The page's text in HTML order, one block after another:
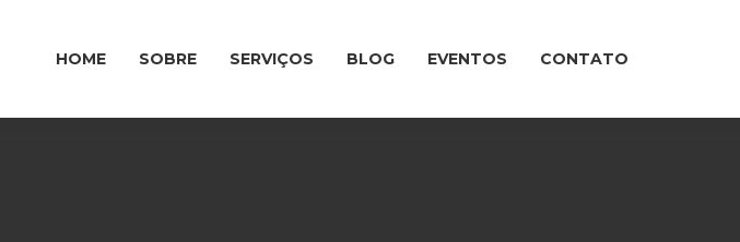
HOME SOBRE SERVIÇOS BLOG EVENTOS CONTATO